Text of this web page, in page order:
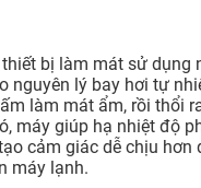
bị làm mát sử dụng
nguyên lý bay hơi tự
làm mát ẩm, rồi thổi
máy giúp hạ nhiệt độ
cảm giác dễ chịu hơn
máy lạnh.